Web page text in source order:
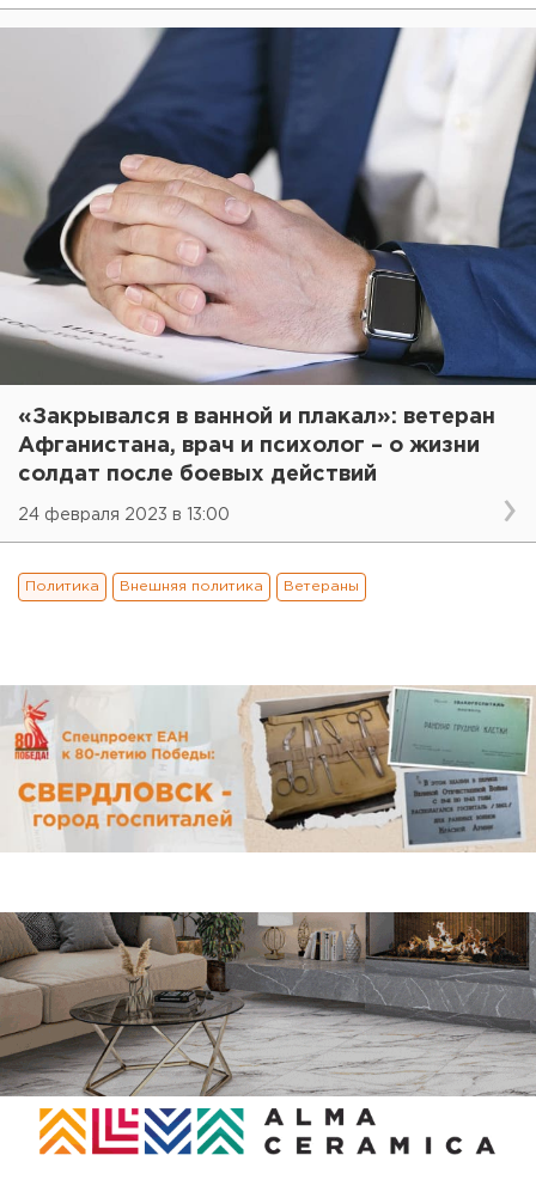
«Закрывался в ванной и плакал»: ветеран
Афганистана, врач и психолог – о жизни
солдат после боевых действий
24 февраля 2023 в 13:00
Политика Внешняя политика Ветераны